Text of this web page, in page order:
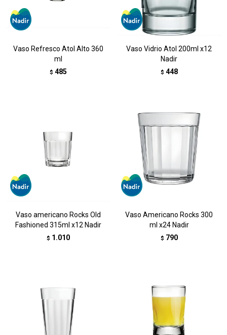
Vaso Refresco Atol Alto 360
ml
$ 485
Vaso Vidrio Atol 200ml x12
Nadir
$ 448
Vaso americano Rocks Old
Fashioned 315ml x12 Nadir
$ 1.010
Vaso Americano Rocks 300
ml x24 Nadir
$ 790